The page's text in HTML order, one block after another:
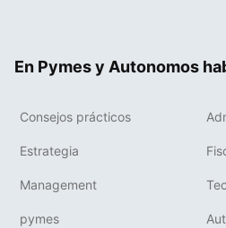
En Pymes y Autonomos
Consejos prácticos
Estrategia
Management
pymes